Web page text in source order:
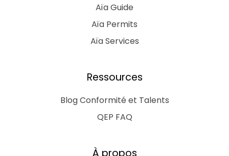
Aïa Guide
Aïa Permits
Aïa Services
Ressources
Blog Conformité et Talents
QEP FAQ